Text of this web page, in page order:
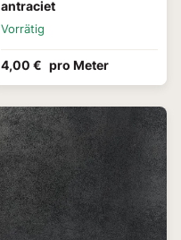
antraciet
Vorrätig
4,00 € pro Meter